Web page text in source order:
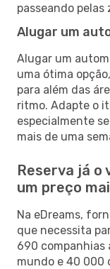
passeando pelas
Alugar um
Alugar um
uma ótima
para além das
ritmo. Adapte o
especialmente
mais de uma
Reserva já o
um preço
Na eDreams,
que necessita
690 companhias
mundo e 40 000